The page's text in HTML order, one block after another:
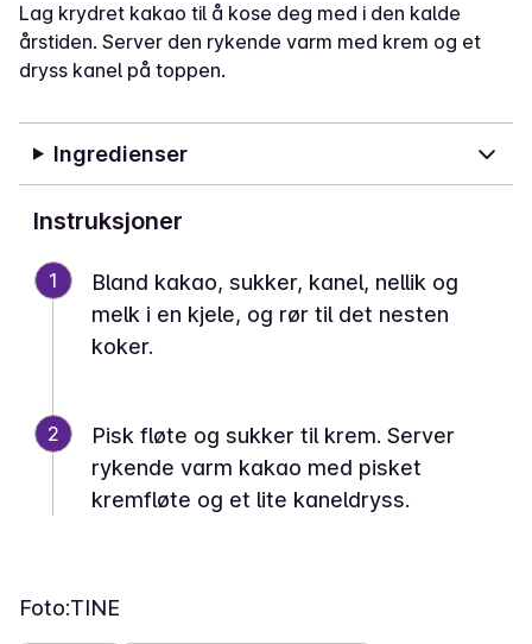
Lag krydret kakao til å kose deg med i den kalde
årstiden. Server den rykende varm med krem og et
dryss kanel på toppen.
Ingredienser
Instruksjoner
1
Bland kakao, sukker, kanel, nellik og
melk i en kjele, og rør til det nesten
koker.
2
Pisk fløte og sukker til krem. Server
rykende varm kakao med pisket
kremfløte og et lite kaneldryss.
Foto:TINE